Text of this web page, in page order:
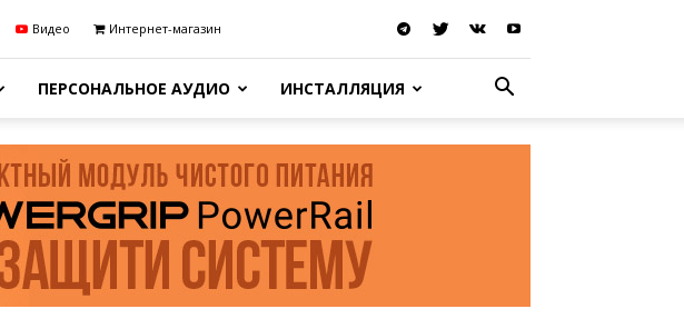
Видео Интернет-магазин
ПЕРСОНАЛЬНОЕ АУДИО ИНСТАЛЛЯЦИЯ